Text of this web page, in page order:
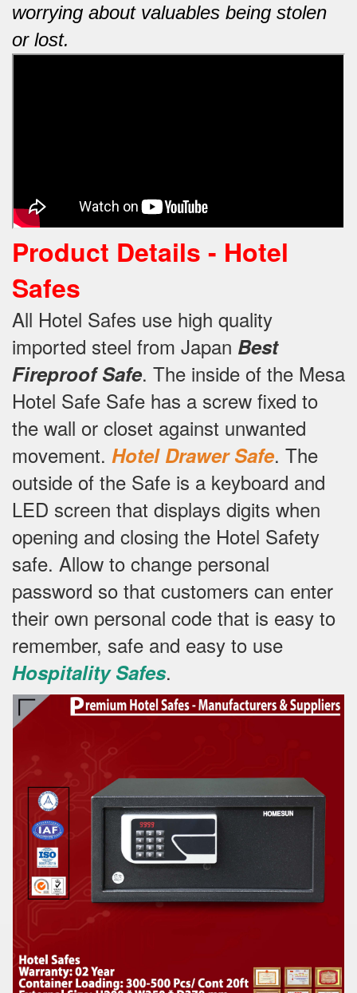
worrying about valuables being stolen
or lost.
Product Details - Hotel
Safes
All Hotel Safes use high quality
imported steel from Japan Best
Fireproof Safe. The inside of the Mesa
Hotel Safe Safe has a screw fixed to
the wall or closet against unwanted
movement. Hotel Drawer Safe. The
outside of the Safe is a keyboard and
LED screen that displays digits when
opening and closing the Hotel Safety
safe. Allow to change personal
password so that customers can enter
their own personal code that is easy to
remember, safe and easy to use
Hospitality Safes.